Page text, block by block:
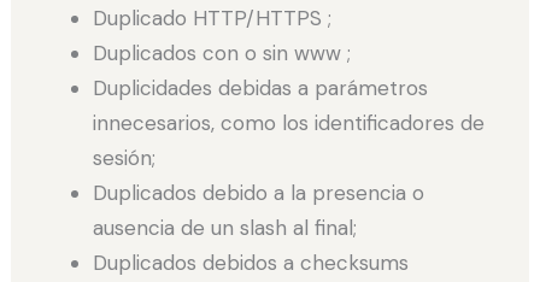
Duplicado HTTP/HTTPS ;
Duplicados con o sin www ;
Duplicidades debidas a parámetros
innecesarios, como los identificadores de
sesión;
Duplicados debido a la presencia o
ausencia de un slash al final;
Duplicados debidos a checksums